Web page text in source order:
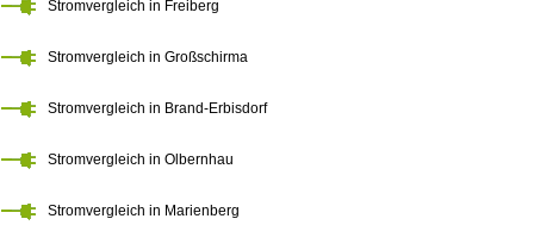
Stromvergleich in Freiberg
Stromvergleich in Großschirma
Stromvergleich in Brand-Erbisdorf
Stromvergleich in Olbernhau
Stromvergleich in Marienberg